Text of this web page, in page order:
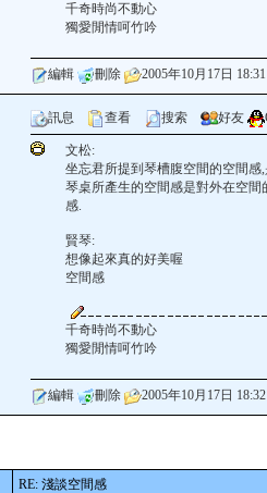
千奇時尚不動心
獨愛閒情呵竹吟
編輯 刪除 2005年10月17日
訊息 查看 搜索 好友
文松:
坐忘君所提到琴槽腹空間的空間
琴桌所產生的空間感是對外在空
感.
賢琴:
想像起來真的好美喔
空間感
千奇時尚不動心
獨愛閒情呵竹吟
編輯 刪除 2005年10月17日
RE: 淺談空間感